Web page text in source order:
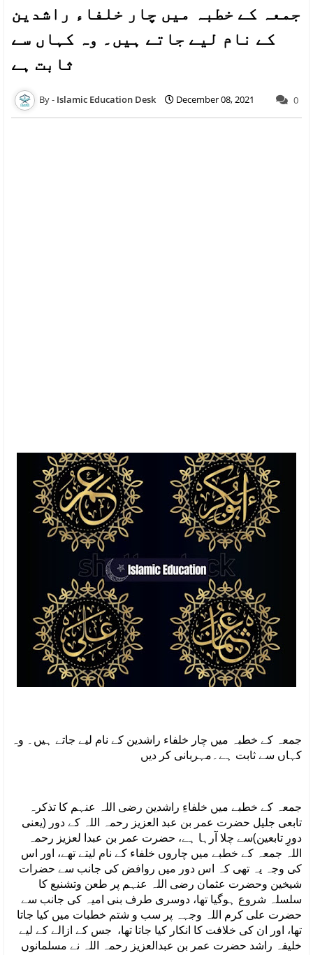
جمعہ کے خطبہ میں چار خلفاء راشدین
کے نام لیے جاتے ہیں۔ وہ کہاں سے
ثابت ہے
Islamic Education Desk December 08, 2021 0
جمعہ کے خطبہ میں چار خلفاء راشدین کے نام لیے جاتے ہیں۔ وہ
کہاں سے ثابت ہے۔مہربانی کر دیں
جمعہ کے خطبے میں خلفاءِ راشدین رضی اللہ عنہم کا تذکرہ
تابعی جلیل حضرت عمر بن عبد العزیز رحمہ اللہ کے دور (یعنی
دورِ تابعین)سے چلا آرہا ہے، حضرت عمر بن عبدا لعزیز رحمہ
اللہ جمعہ کے خطبے میں چاروں خلفاء کے نام لیتے تھے، اور اس
کی وجہ یہ تھی کہ اس دور میں روافض کی جانب سے حضرات
شیخین وحضرت عثمان رضی اللہ عنہم پر طعن وتشنیع کا
سلسلہ شروع ہوگیا تھا، دوسری طرف بنی امیہ کی جانب سے
حضرت علی کرم اللہ وجہہ پر سب و شتم خطبات میں کیا جاتا
تھا، اور ان کی خلافت کا انکار کیا جاتا تھا، جس کے ازالے کے لیے
خلیفہ راشد حضرت عمر بن عبدالعزیز رحمہ اللہ نے مسلمانوں